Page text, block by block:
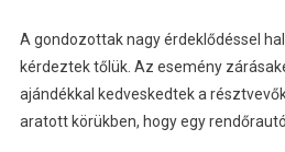
A gondozottak nagy érdeklődéssel
kérdeztek tőlük. Az esemény
ajándékkal kedveskedtek a
aratott körükben, hogy egy